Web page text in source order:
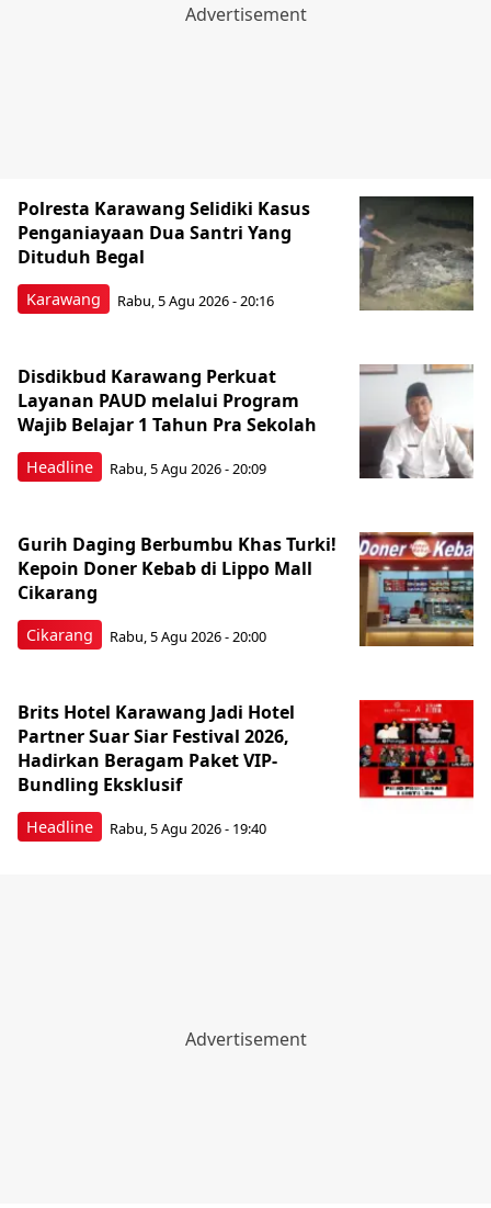
Karawang
Polresta Karawang Selidiki Kasus
Penganiayaan Dua Santri Yang
Dituduh Begal
Rabu, 5 Agu 2026 - 20:16
Headline
Disdikbud Karawang Perkuat
Layanan PAUD melalui Program
Wajib Belajar 1 Tahun Pra Sekolah
Rabu, 5 Agu 2026 - 20:09
Cikarang
Gurih Daging Berbumbu Khas Turki!
Kepoin Doner Kebab di Lippo Mall
Cikarang
Rabu, 5 Agu 2026 - 20:00
Headline
Brits Hotel Karawang Jadi Hotel
Partner Suar Siar Festival 2026,
Hadirkan Beragam Paket VIP-
Bundling Eksklusif
Rabu, 5 Agu 2026 - 19:40